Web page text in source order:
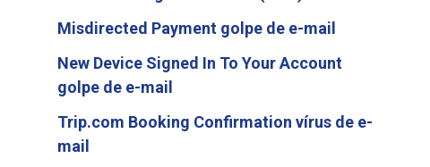
Misdirected Payment golpe de e-mail
New Device Signed In To Your Account
golpe de e-mail
Trip.com Booking Confirmation vírus de e-
mail